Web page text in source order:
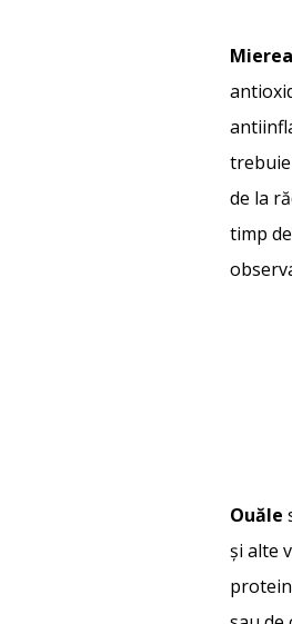
Mierea
trebuie
de la
timp
Ouăle
și alte